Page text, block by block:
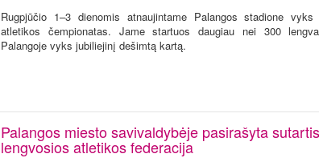
Rugpjūčio 1–3 dienomis atnaujintame Palangos stadione vyks
atletikos čempionatas. Jame startuos daugiau nei 300
Palangoje vyks jubiliejinį dešimtą kartą.
Palangos miesto savivaldybėje pasirašyta
lengvosios atletikos federacija